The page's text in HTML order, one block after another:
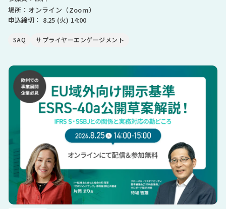
場所：オンライン（Zoom）
申込締切： 8.25 (火) 14:00
SAQ サプライヤーエンゲージメント